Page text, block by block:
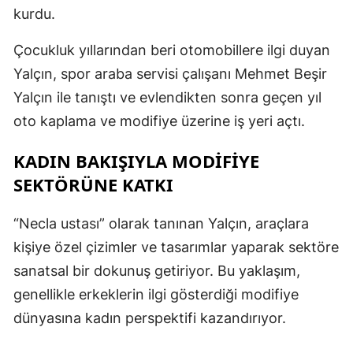
kurdu.
Çocukluk yıllarından beri otomobillere ilgi duyan
Yalçın, spor araba servisi çalışanı Mehmet Beşir
Yalçın ile tanıştı ve evlendikten sonra geçen yıl
oto kaplama ve modifiye üzerine iş yeri açtı.
KADIN BAKIŞIYLA MODİFİYE
SEKTÖRÜNE KATKI
“Necla ustası” olarak tanınan Yalçın, araçlara
kişiye özel çizimler ve tasarımlar yaparak sektöre
sanatsal bir dokunuş getiriyor. Bu yaklaşım,
genellikle erkeklerin ilgi gösterdiği modifiye
dünyasına kadın perspektifi kazandırıyor.